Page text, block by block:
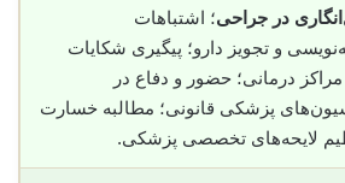
در جراحی؛ اشتباهات
و تجویز دارو؛ پیگیری شکایات
مراکز درمانی؛ حضور و دفاع در
پزشکی قانونی؛ مطالبه خسارت
لایحه‌های تخصصی پزشکی.